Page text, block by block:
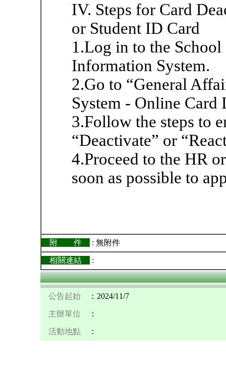
IV. Steps for Card
or Student ID Card
1.Log in to the
Information System.
2.Go to “General
System - Online Card
3.Follow the steps to
“Deactivate” or
4.Proceed to the HR
soon as possible to
附 件 : 無附件
相關連結 :
公告起始 ：2024/11/7
主辦單位 ：
活動地點 ：